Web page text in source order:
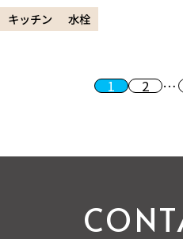
キッチン 水栓
投稿のページ送り1 2 …